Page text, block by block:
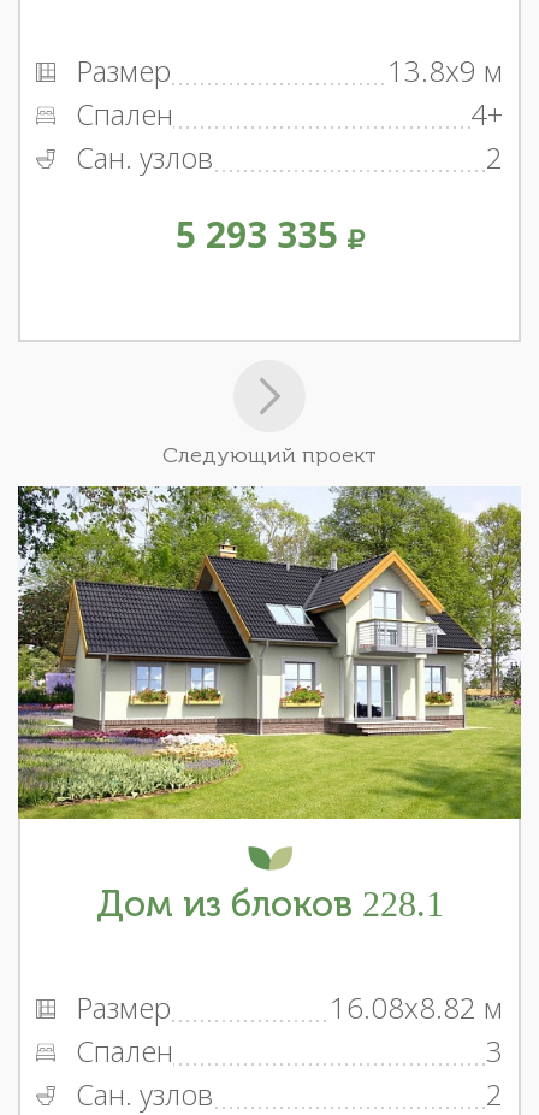
Размер
13.8x9 м
Спален
4+
Сан. узлов
2
5 293 335
Следующий проект
Дом из блоков 228.1
Размер
16.08x8.82 м
Спален
3
Сан. узлов
2